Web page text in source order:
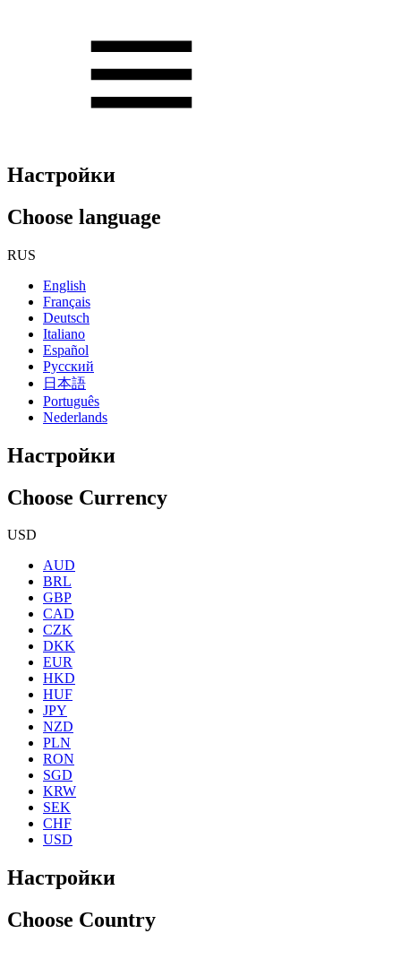
Настройки
Choose language
RUS
English
Français
Deutsch
Italiano
Español
Русский
日本語
Português
Nederlands
Настройки
Choose Currency
USD
AUD
BRL
GBP
CAD
CZK
DKK
EUR
HKD
HUF
JPY
NZD
PLN
RON
SGD
KRW
SEK
CHF
USD
Настройки
Choose Country